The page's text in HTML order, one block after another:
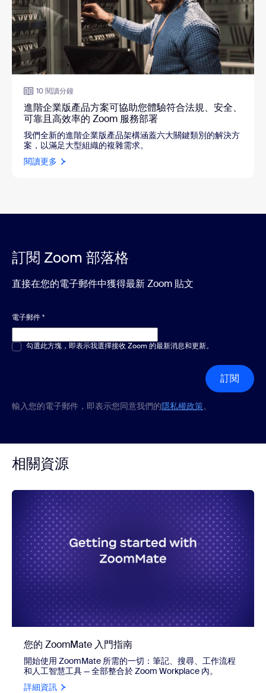
10 閱讀分鐘
進階企業版產品方案可協助您體驗符合法規、安全、
可靠且高效率的 Zoom 服務部署
我們全新的進階企業版產品架構涵蓋六大關鍵類別的解決方
案，以滿足大型組織的複雜需求。
閱讀更多
訂閱 Zoom 部落格
直接在您的電子郵件中獲得最新 Zoom 貼文
電子郵件*
多選或單選*
勾選此方塊，即表示我選擇接收 Zoom 的最新消息和更新。
訂閱
輸入您的電子郵件，即表示您同意我們的隱私權政策。
相關資源
您的 ZoomMate 入門指南
開始使用 ZoomMate 所需的一切：筆記、搜尋、工作流程
和人工智慧工具 — 全部整合於 Zoom Workplace 內。
詳細資訊